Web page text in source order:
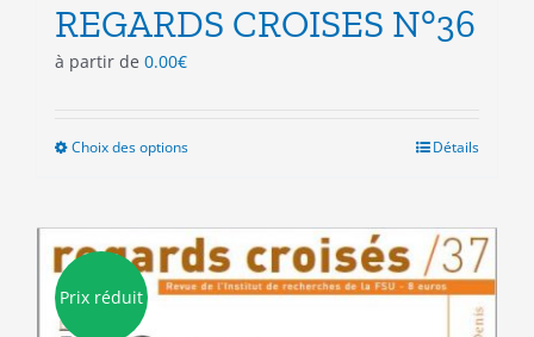
REGARDS CROISES N°36
à partir de 0.00€
Choix des optionsCe
plusieurs
variations.
Les
Détails
Prix réduit